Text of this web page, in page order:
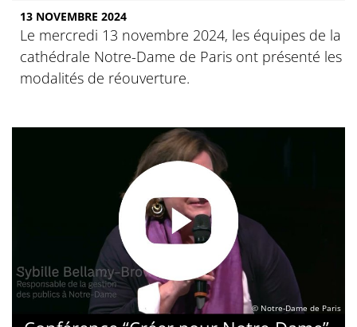
13 NOVEMBRE 2024
Le mercredi 13 novembre 2024, les équipes de la
cathédrale Notre-Dame de Paris ont présenté les
modalités de réouverture.
© Notre-Dame de Paris